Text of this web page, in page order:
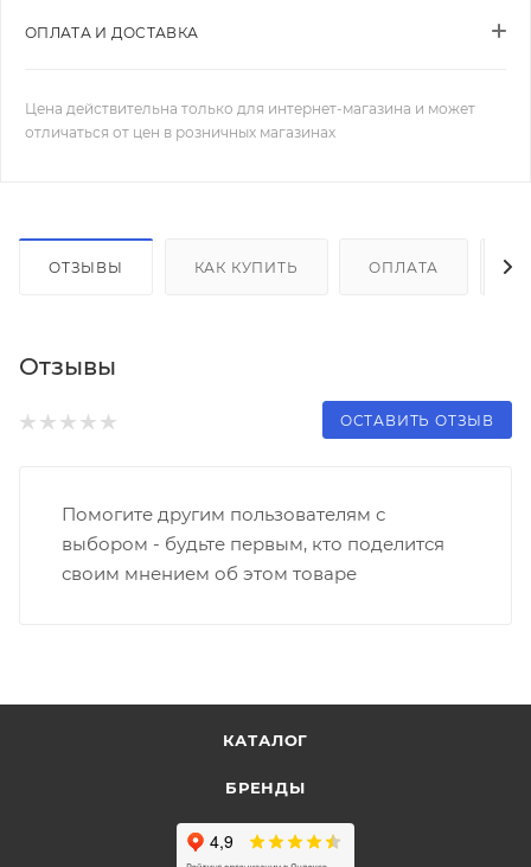
ОПЛАТА И ДОСТАВКА
Цена действительна только для интернет-магазина и может
отличаться от цен в розничных магазинах
ОТЗЫВЫ КАК КУПИТЬ ОПЛАТА
Отзывы
ОСТАВИТЬ ОТЗЫВ
Помогите другим пользователям с
выбором - будьте первым, кто поделится
своим мнением об этом товаре
КАТАЛОГ
БРЕНДЫ